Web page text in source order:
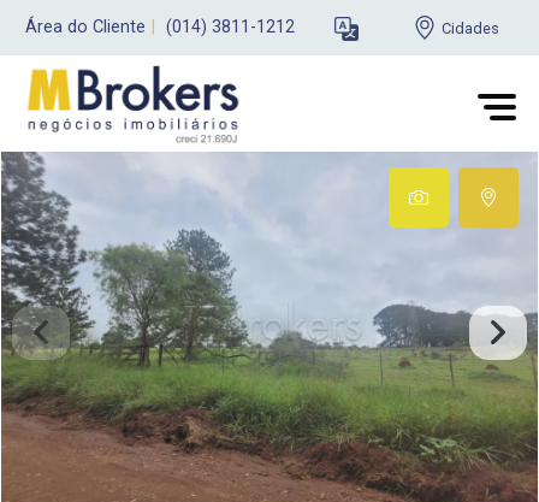
Área do Cliente (014) 3811-1212 Cidades